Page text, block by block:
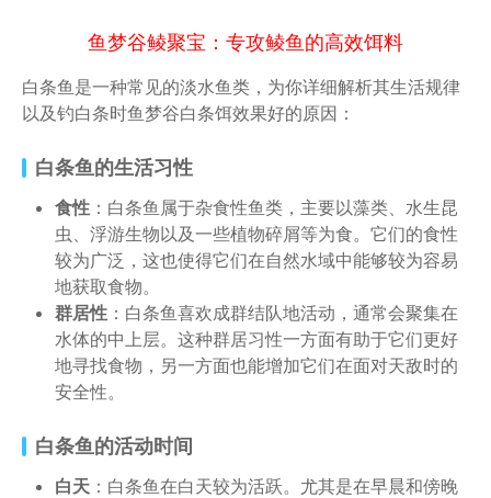
鱼梦谷鲮聚宝：专攻鲮鱼的高效饵料
白条鱼是一种常见的淡水鱼类，为你详细解析其生活规律
以及钓白条时鱼梦谷白条饵效果好的原因：
白条鱼的生活习性
食性 ：白条鱼属于杂食性鱼类，主要以藻类、水生昆
虫、浮游生物以及一些植物碎屑等为食。它们的食性
较为广泛，这也使得它们在自然水域中能够较为容易
地获取食物。
群居性 ：白条鱼喜欢成群结队地活动，通常会聚集在
水体的中上层。这种群居习性一方面有助于它们更好
地寻找食物，另一方面也能增加它们在面对天敌时的
安全性。
白条鱼的活动时间
白天 ：白条鱼在白天较为活跃。尤其是在早晨和傍晚